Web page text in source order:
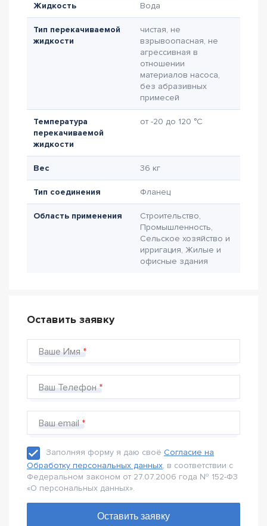
Жидкость Вода
Тип перекачиваемой
жидкости
чистая, не
взрывоопасная, не
агрессивная в
отношении
материалов насоса,
без абразивных
примесей
Температура
перекачиваемой
жидкости
от -20 до 120 °C
Вес 36 кг
Тип соединения Фланец
Область применения
Строительство,
Промышленность,
Сельское хозяйство и
ирригация, Жилые и
офисные здания
Оставить заявку
Ваше Имя
Ваш Телефон
Ваш email
Заполняя форму я даю своё Согласие на
Обработку персональных данных, в соответствии с
Федеральном законом от 27.07.2006 года № 152-Ф3
«О персональных данных».